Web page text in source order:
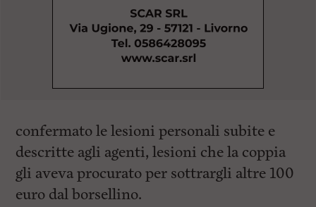
confermato le lesioni personali subite e
descritte agli agenti, lesioni che la coppia
gli aveva procurato per sottrargli altre 100
euro dal borsellino.